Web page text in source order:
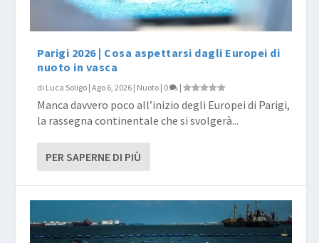
Parigi 2026 | Cosa aspettarsi dagli Europei di
nuoto in vasca
di Luca Soligo |Ago 6, 2026 | Nuoto | 0 |
Manca davvero poco all’inizio degli Europei di Parigi,
la rassegna continentale che si svolgerà...
PER SAPERNE DI PIÙ